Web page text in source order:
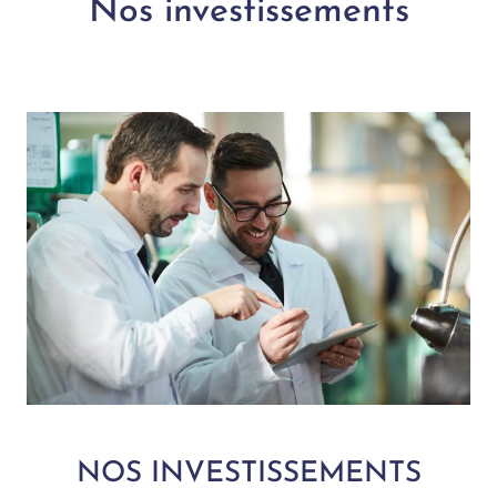
Nos investissements
NOS INVESTISSEMENTS